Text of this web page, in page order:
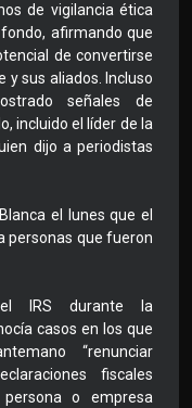
de vigilancia ética
afirmando que
de convertirse
y sus aliados. Incluso
señales de
incluido el líder de la
dijo a periodistas
el lunes que el
personas que fueron
IRS durante la
casos en los que
“renunciar
fiscales
o empresa